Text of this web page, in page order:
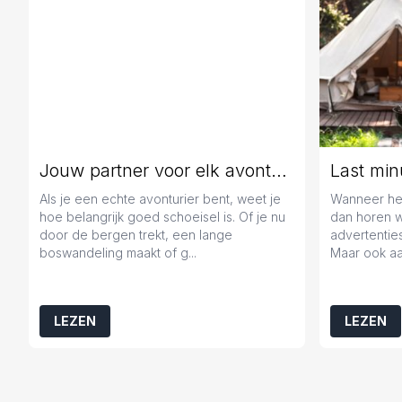
Jouw partner voor elk avontuur
Als je een echte avonturier bent, weet je
hoe belangrijk goed schoeisel is. Of je nu
door de bergen trekt, een lange
boswandeling maakt of g...
LEZEN
Wanneer
dan horen
Maar ook
LEZEN